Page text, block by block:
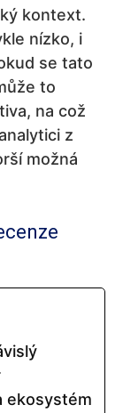
kontext.
nízko, i
se tato
to
na což
z
možná
ekosystém